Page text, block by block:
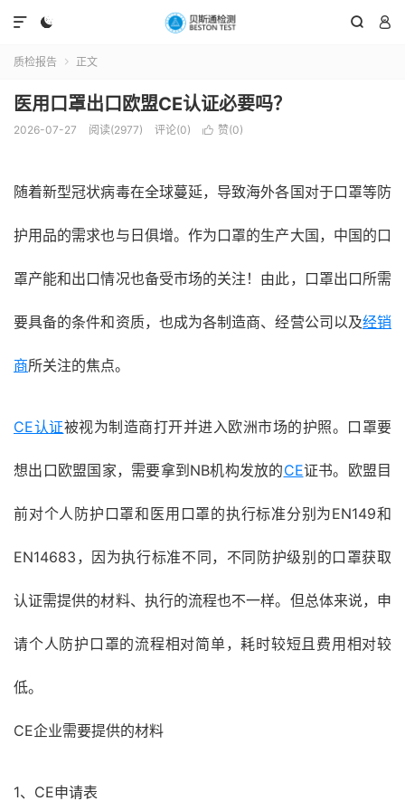
  

质检报告  正文
医用口罩出口欧盟CE认证必要吗？
2026-07-27 阅读(2977) 评论(0)  赞(0)
随着新型冠状病毒在全球蔓延，导致海外各国对于口罩等防
护用品的需求也与日俱增。作为口罩的生产大国，中国的口
罩产能和出口情况也备受市场的关注！由此，口罩出口所需
要具备的条件和资质，也成为各制造商、经营公司以及经销
商所关注的焦点。
CE认证被视为制造商打开并进入欧洲市场的护照。口罩要
想出口欧盟国家，需要拿到NB机构发放的CE证书。欧盟目
前对个人防护口罩和医用口罩的执行标准分别为EN149和
EN14683，因为执行标准不同，不同防护级别的口罩获取
认证需提供的材料、执行的流程也不一样。但总体来说，申
请个人防护口罩的流程相对简单，耗时较短且费用相对较
低。
CE企业需要提供的材料
1、CE申请表